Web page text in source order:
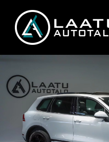
content